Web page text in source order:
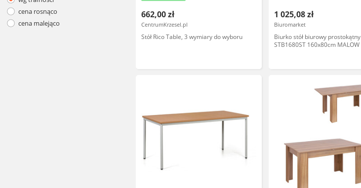
cena rosnąco
cena malejąco
662,00 zł
CentrumKrzesel.pl
Stół Rico Table, 3 wymiary do wyboru
1 025,08 zł
Biuromarket
Biurko stół biurowy prostokątny
STB1680ST 160x80cm MALOW